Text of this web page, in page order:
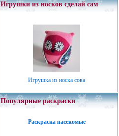
Игрушки из носков сделай сам
Игрушка из носка сова
Популярные раскраски
Раскраска насекомые